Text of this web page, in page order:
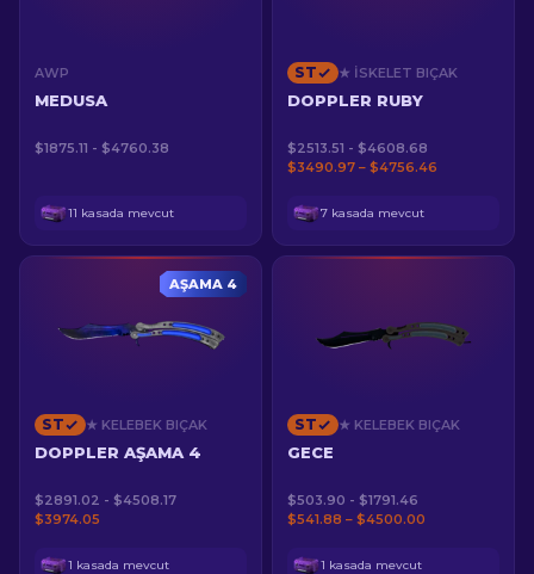
AWP
MEDUSA
$1875.11 - $4760.38
11 kasada mevcut
ST ★ İSKELET BIÇAK
DOPPLER RUBY
$2513.51 - $4608.68
$3490.97 – $4756.46
7 kasada mevcut
AŞAMA 4
ST ★ KELEBEK BIÇAK
DOPPLER AŞAMA 4
$2891.02 - $4508.17
$3974.05
1 kasada mevcut
ST ★ KELEBEK BIÇAK
GECE
$503.90 - $1791.46
$541.88 – $4500.00
1 kasada mevcut